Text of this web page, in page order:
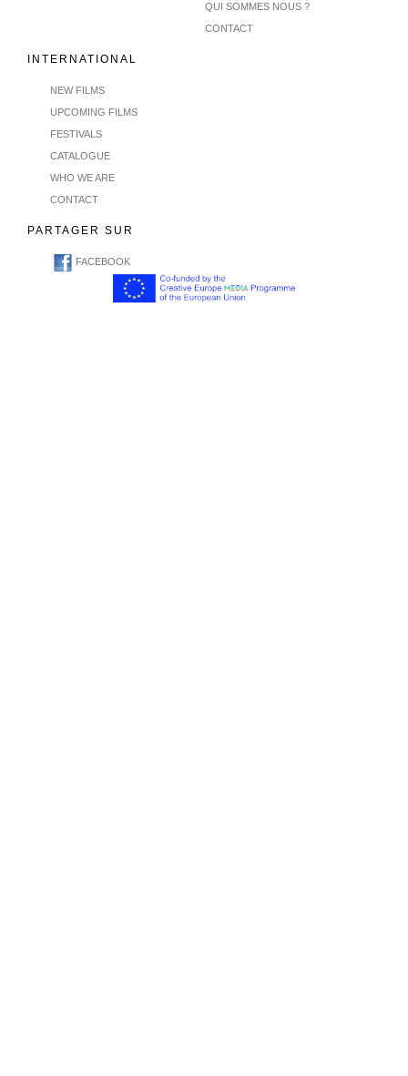
QUI SOMMES NOUS ?
CONTACT
INTERNATIONAL
NEW FILMS
UPCOMING FILMS
FESTIVALS
CATALOGUE
WHO WE ARE
CONTACT
PARTAGER SUR
FACEBOOK